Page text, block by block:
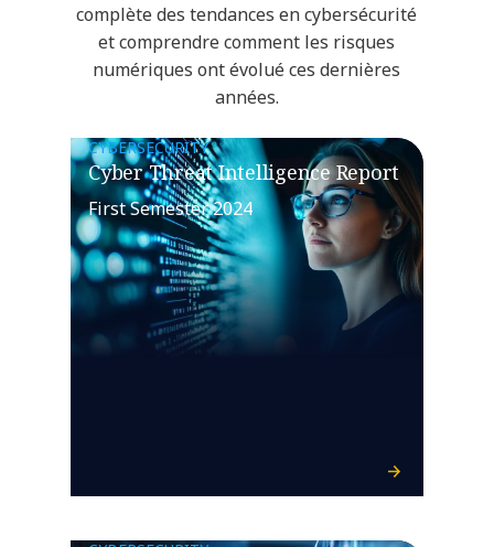
complète des tendances en cybersécurité
et comprendre comment les risques
numériques ont évolué ces dernières
années.
CYBERSECURITY
Cyber Threat Intelligence Report
First Semester 2024